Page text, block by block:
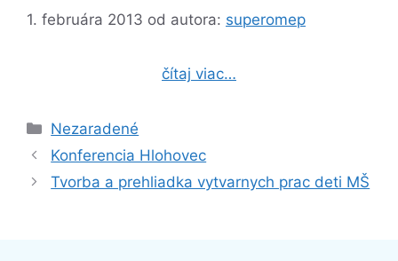
1. februára 2013 od autora: superomep
čítaj viac…
Kategórie
Nezaradené
Konferencia Hlohovec
Tvorba a prehliadka vytvarnych prac deti MŠ